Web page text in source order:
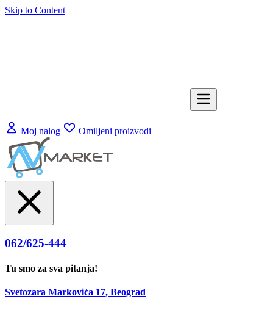
Skip to Content
Moj nalog Omiljeni proizvodi
062/625-444
Tu smo za sva pitanja!
Svetozara Markovića 17, Beograd